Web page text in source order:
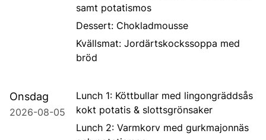
samt potatismos
Dessert: Chokladmousse
Kvällsmat: Jordärtskockssoppa med
bröd
Onsdag
2026-08-05
Lunch 1: Köttbullar med lingongräddsås
kokt potatis & slottsgrönsaker
Lunch 2: Varmkorv med gurkmajonnäs